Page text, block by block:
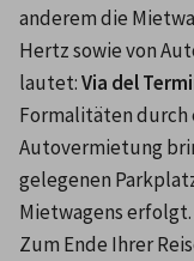
anderem die
Hertz sowie von
lautet: Via del
Formalitäten
Autovermietung
gelegenen
Mietwagens erfolgt.
Zum Ende Ihrer